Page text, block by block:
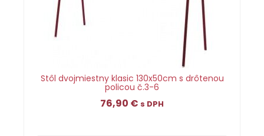
Stôl dvojmiestny klasic 130x50cm s drôtenou
policou č.3-6
76,90 € s DPH